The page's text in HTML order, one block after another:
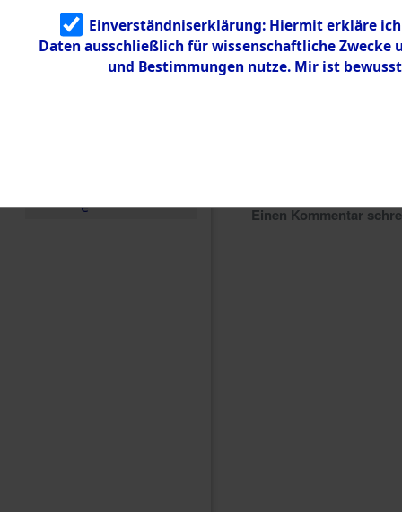
Identifizierun
5.3.3
Todesmärsch
e Einen Kommentar
Einverständniserklärung: Hiermit erkläre
Daten ausschließlich für wissenschaftliche
und Bestimmungen nutze. Mir ist